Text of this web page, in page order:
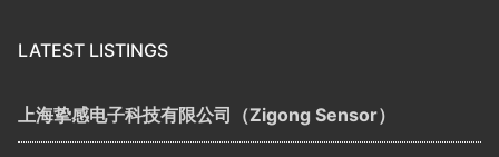
LATEST LISTINGS
上海挚感电子科技有限公司（Zigong Sensor）